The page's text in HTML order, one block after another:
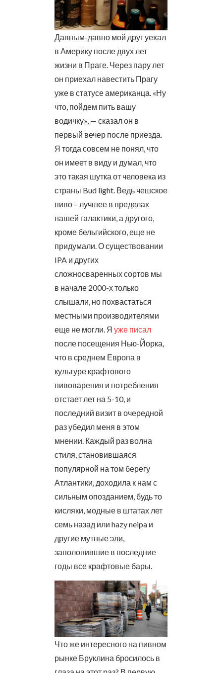
Давным-давно мой друг уехал
в Америку после двух лет
жизни в Праге. Через пару лет
он приехал навестить Прагу
уже в статусе американца. «Ну
что, пойдем пить вашу
водичку», — сказал он в
первый вечер после приезда.
Я тогда совсем не понял, что
он имеет в виду и думал, что
это такая шутка от человека из
страны Bud light. Ведь чешское
пиво – лучшее в пределах
нашей галактики, а другого,
кроме бельгийского, еще не
придумали. О существовании
IPA и других
сложносваренных сортов мы
в начале 2000-х только
слышали, но похвастаться
местными производителями
еще не могли. Я уже писал
после посещения Нью-Йорка,
что в среднем Европа в
культуре крафтового
пивоварения и потребления
отстает лет на 5-10, и
последний визит в очередной
раз убедил меня в этом
мнении. Каждый раз волна
стиля, становившаяся
популярной на том берегу
Атлантики, доходила к нам с
сильным опозданием, будь то
кисляки, модные в штатах лет
семь назад или hazy neipa и
другие мутные эли,
заполонившие в последние
годы все крафтовые бары.
Что же интересного на пивном
рынке Бруклина бросилось в